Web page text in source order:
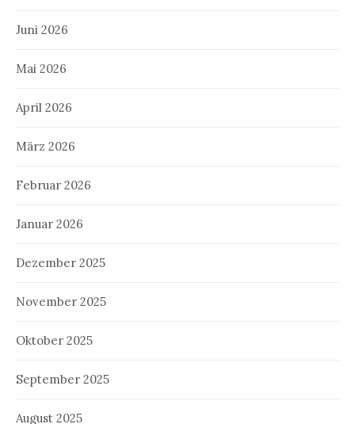
Juni 2026
Mai 2026
April 2026
März 2026
Februar 2026
Januar 2026
Dezember 2025
November 2025
Oktober 2025
September 2025
August 2025